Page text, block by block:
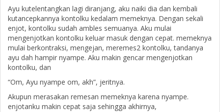
Ayu kutelentangkan lagi diranjang, aku naiki dia dan kembali
kutancepkannya kontolku kedalam memeknya. Dengan sekali
enjot, kontolku sudah ambles semuanya. Aku mulai
mengenjotkan kontolku keluar masuk dengan cepat. memeknya
mulai berkontraksi, mengejan, meremes2 kontolku, tandanya
ayu dah hampir nyampe. Aku makin gencar mengenjotkan
kontolku, dan
“Om, Ayu nyampe om, akh”, jeritnya.
Akupun merasakan remesan memeknya karena nyampe.
enjotanku makin cepat saja sehingga akhirnya,